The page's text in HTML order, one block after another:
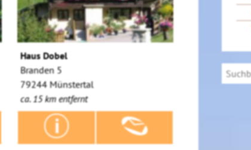
Haus Dobel
Branden 5
79244 Münstertal
ca. 15 km entfernt